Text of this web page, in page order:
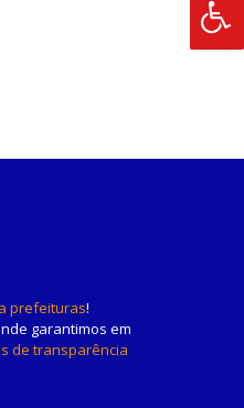
prefeituras!
garantimos em
de transparência